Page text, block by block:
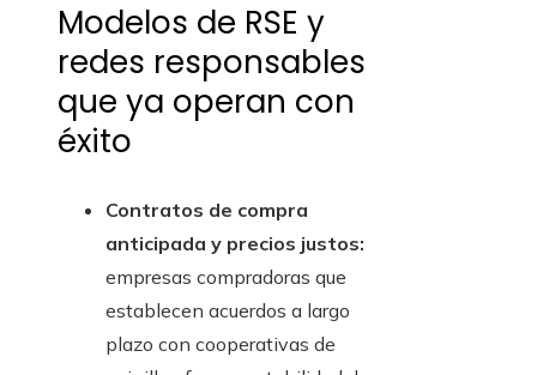
Modelos de RSE y
redes responsables
que ya operan con
éxito
Contratos de compra
anticipada y precios justos:
empresas compradoras que
establecen acuerdos a largo
plazo con cooperativas de